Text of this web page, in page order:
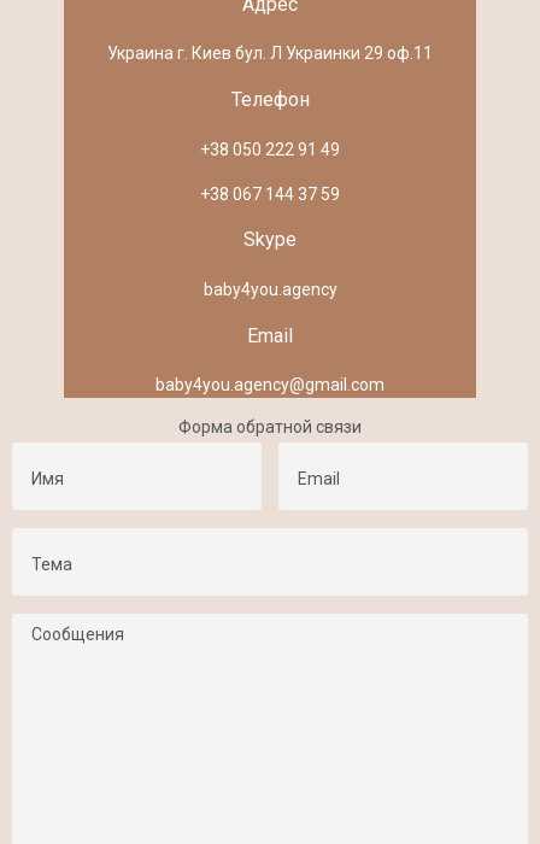
Адрес
Украина г. Киев бул. Л Украинки 29 оф.11
Телефон
+38 050 222 91 49
+38 067 144 37 59
Skype
baby4you.agency
Email
baby4you.agency@gmail.com
Форма обратной связи